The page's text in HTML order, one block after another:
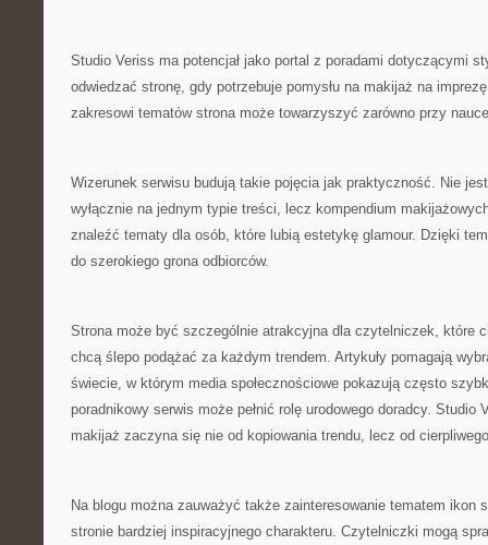
Studio Veriss ma potencjał jako portal z poradami dotyczącymi
odwiedzać stronę, gdy potrzebuje pomysłu na makijaż na
zakresowi tematów strona może towarzyszyć zarówno przy
Wizerunek serwisu budują takie pojęcia jak praktyczność. Nie
wyłącznie na jednym typie treści, lecz kompendium
znaleźć tematy dla osób, które lubią estetykę glamour. Dzięki
do szerokiego grona odbiorców.
Strona może być szczególnie atrakcyjna dla czytelniczek, które
chcą ślepo podążać za każdym trendem. Artykuły pomagają
świecie, w którym media społecznościowe pokazują często
poradnikowy serwis może pełnić rolę urodowego doradcy. Studio
makijaż zaczyna się nie od kopiowania trendu, lecz od
Na blogu można zauważyć także zainteresowanie tematem ikon
stronie bardziej inspiracyjnego charakteru. Czytelniczki mogą